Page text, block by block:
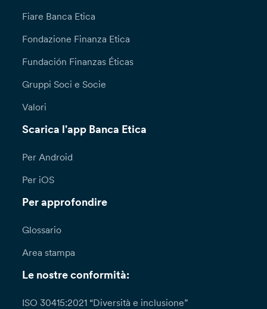
Fiare Banca Etica
Fondazione Finanza Etica
Fundación Finanzas Éticas
Gruppi Soci e Socie
Valori
Scarica l'app Banca Etica
Per Android
Per iOS
Per approfondire
Glossario
Area stampa
Le nostre conformità:
ISO 30415:2021 “Diversità e inclusione”